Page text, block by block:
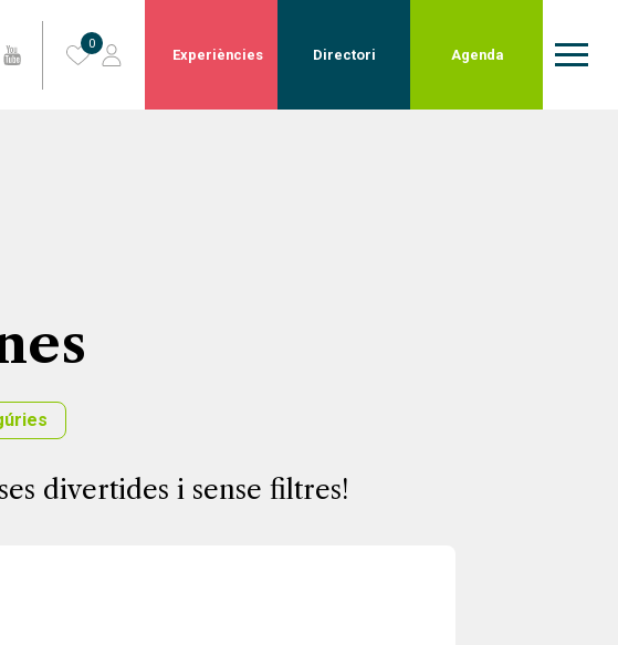
0
Experiències Directori Agenda
divertides i sense filtres!